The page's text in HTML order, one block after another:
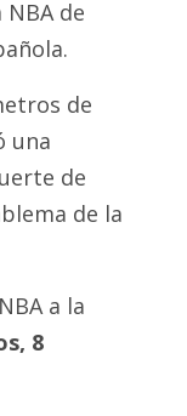
de
de
una
de
de la
a la
8